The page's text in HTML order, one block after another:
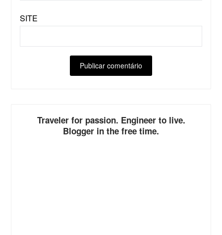
SITE
Traveler for passion. Engineer to live.
Blogger in the free time.